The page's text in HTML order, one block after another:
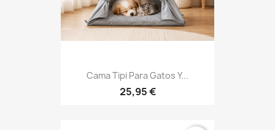
Cama Tipi Para Gatos Y...
25,95 €